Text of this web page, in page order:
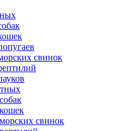
свинок
свинок